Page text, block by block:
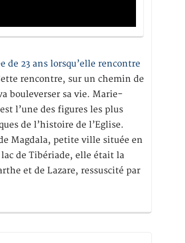
de 23 ans lorsqu’elle rencontre
rencontre, sur un chemin de
bouleverser sa vie. Marie-
l’une des figures les plus
de l’histoire de l’Eglise.
Magdala, petite ville située en
de Tibériade, elle était la
et de Lazare, ressuscité par